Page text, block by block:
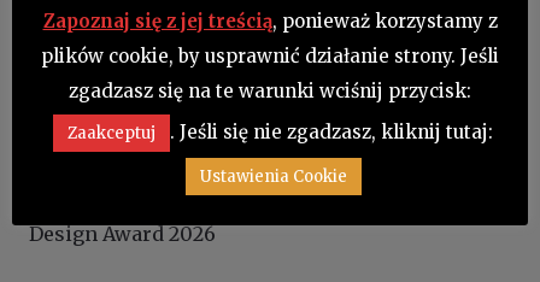
NOWOŚĆ! Trzpienie ustalające GN 823
SUPER-technopolimer – materiał odporny na
korozję do zastosowań morskich, offshore i
przemysłowych
Chwytaki zatrzaskowe GN 4490 zdobyły Red Dot
Design Award 2026
Zapoznaj się z jej treścią, ponieważ korzystamy z
plików cookie, by usprawnić działanie strony. Jeśli
zgadzasz się na te warunki wciśnij przycisk:
Zaakceptuj . Jeśli się nie zgadzasz, kliknij tutaj:
Ustawienia Cookie